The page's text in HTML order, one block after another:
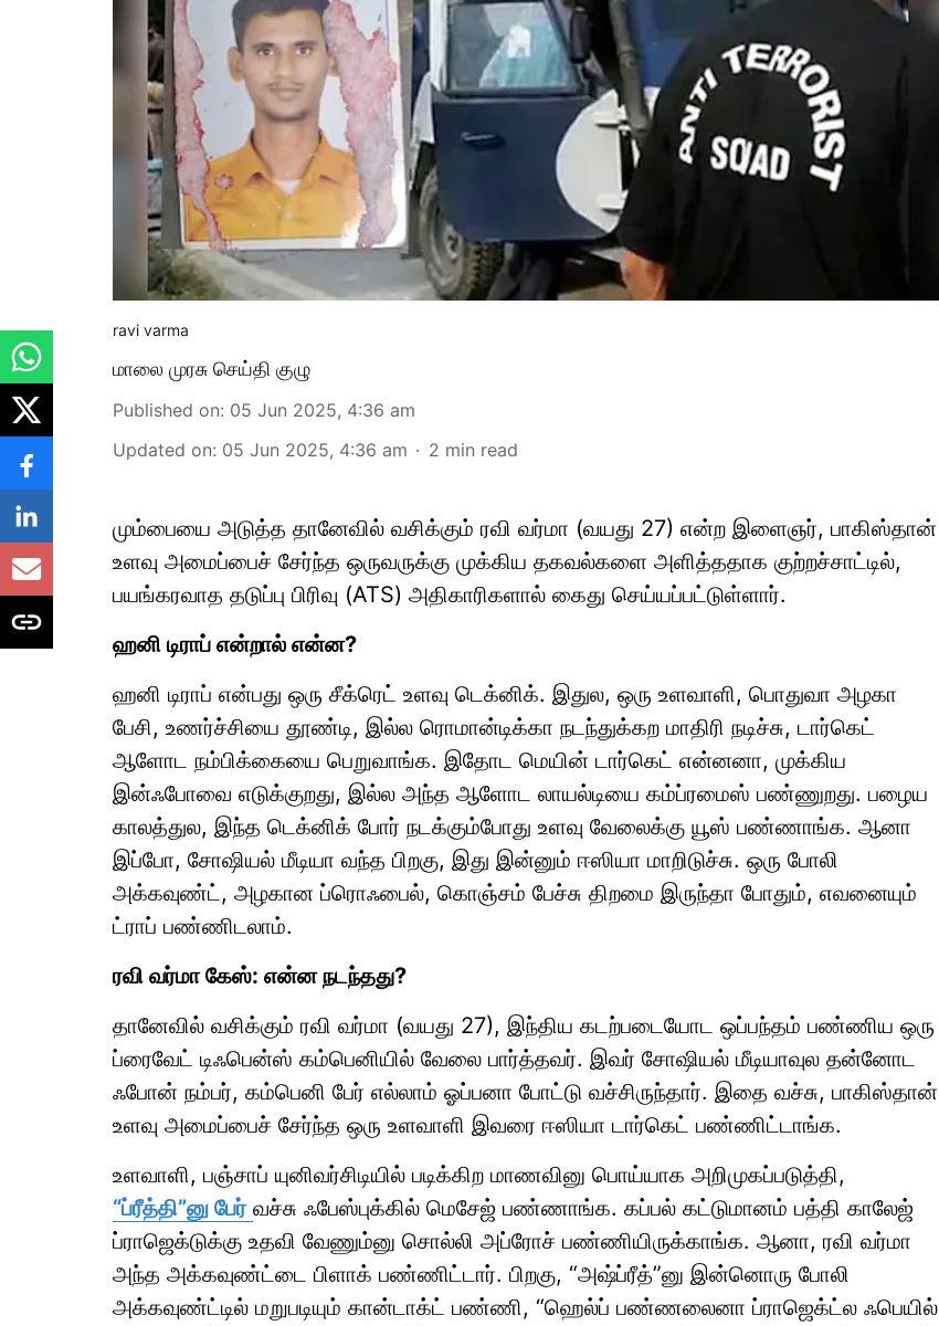
ravi varma
மாலை முரசு செய்தி குழு
Published on: 05 Jun 2025, 4:36 am
Updated on: 05 Jun 2025, 4:36 am 2 min read
மும்பையை அடுத்த தானேவில் வசிக்கும் ரவி வர்மா (வயது 27) என்ற இளைஞர், பாகிஸ்தான்
உளவு அமைப்பைச் சேர்ந்த ஒருவருக்கு முக்கிய தகவல்களை அளித்ததாக குற்றச்சாட்டில்,
பயங்கரவாத தடுப்பு பிரிவு (ATS) அதிகாரிகளால் கைது செய்யப்பட்டுள்ளார்.
ஹனி டிராப் என்றால் என்ன?
ஹனி டிராப் என்பது ஒரு சீக்ரெட் உளவு டெக்னிக். இதுல, ஒரு உளவாளி, பொதுவா அழகா
பேசி, உணர்ச்சியை தூண்டி, இல்ல ரொமான்டிக்கா நடந்துக்கற மாதிரி நடிச்சு, டார்கெட்
ஆளோட நம்பிக்கையை பெறுவாங்க. இதோட மெயின் டார்கெட் என்னனா, முக்கிய
இன்ஃபோவை எடுக்குறது, இல்ல அந்த ஆளோட லாயல்டியை கம்ப்ரமைஸ் பண்ணுறது. பழைய
காலத்துல, இந்த டெக்னிக் போர் நடக்கும்போது உளவு வேலைக்கு யூஸ் பண்ணாங்க. ஆனா
இப்போ, சோஷியல் மீடியா வந்த பிறகு, இது இன்னும் ஈஸியா மாறிடுச்சு. ஒரு போலி
அக்கவுண்ட், அழகான ப்ரொஃபைல், கொஞ்சம் பேச்சு திறமை இருந்தா போதும், எவனையும்
ட்ராப் பண்ணிடலாம்.
ரவி வர்மா கேஸ்: என்ன நடந்தது?
தானேவில் வசிக்கும் ரவி வர்மா (வயது 27), இந்திய கடற்படையோட ஒப்பந்தம் பண்ணிய ஒரு
ப்ரைவேட் டிஃபென்ஸ் கம்பெனியில் வேலை பார்த்தவர். இவர் சோஷியல் மீடியாவுல தன்னோட
ஃபோன் நம்பர், கம்பெனி பேர் எல்லாம் ஓப்பனா போட்டு வச்சிருந்தார். இதை வச்சு, பாகிஸ்தான்
உளவு அமைப்பைச் சேர்ந்த ஒரு உளவாளி இவரை ஈஸியா டார்கெட் பண்ணிட்டாங்க.
உளவாளி, பஞ்சாப் யுனிவர்சிடியில் படிக்கிற மாணவினு பொய்யாக அறிமுகப்படுத்தி,
“ப்ரீத்தி”னு பேர் வச்சு ஃபேஸ்புக்கில் மெசேஜ் பண்ணாங்க. கப்பல் கட்டுமானம் பத்தி காலேஜ்
ப்ராஜெக்டுக்கு உதவி வேணும்னு சொல்லி அப்ரோச் பண்ணியிருக்காங்க. ஆனா, ரவி வர்மா
அந்த அக்கவுண்ட்டை பிளாக் பண்ணிட்டார். பிறகு, “அஷ்ப்ரீத்”னு இன்னொரு போலி
அக்கவுண்ட்டில் மறுபடியும் கான்டாக்ட் பண்ணி, “ஹெல்ப் பண்ணலைனா ப்ராஜெக்ட்ல ஃபெயில்